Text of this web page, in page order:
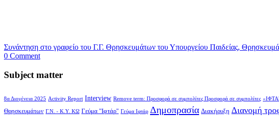
Συνάντηση στο γραφείο του Γ.Γ. Θρησκευμάτων του Υπουργείου Παιδείας,
0 Comment
Subject matter
8α Διογένεια 2025 Activity Report Interview Remove term: Προσφορά σε συμπολίτες Προσφορά σε συμπολίτες
Θρησκευμάτων Γ.Ν. - Κ.Υ. ΚΩ Γεύμα "Ιφτάρ" Γεύμα Ιφτάρ Δημοπρασία Διακήρυξη Διανομή